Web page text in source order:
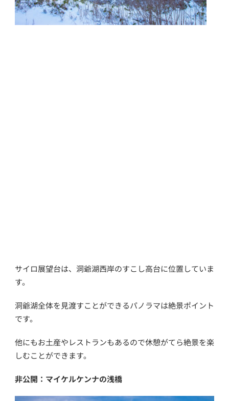
サイロ展望台は、洞爺湖西岸のすこし高台に位置していま
す。
洞爺湖全体を見渡すことができるパノラマは絶景ポイント
です。
他にもお土産やレストランもあるので休憩がてら絶景を楽
しむことができます。
非公開：マイケルケンナの浅橋